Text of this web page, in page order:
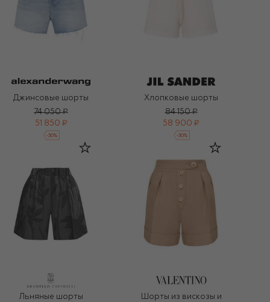
Джинсовые шорты
74 050 ₽
51 850 ₽
-30%
Хлопковые шорты
84 150 ₽
58 900 ₽
-30%
Льняные шорты
Шорты из вискозы и